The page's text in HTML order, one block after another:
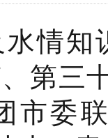
情
第三
市委